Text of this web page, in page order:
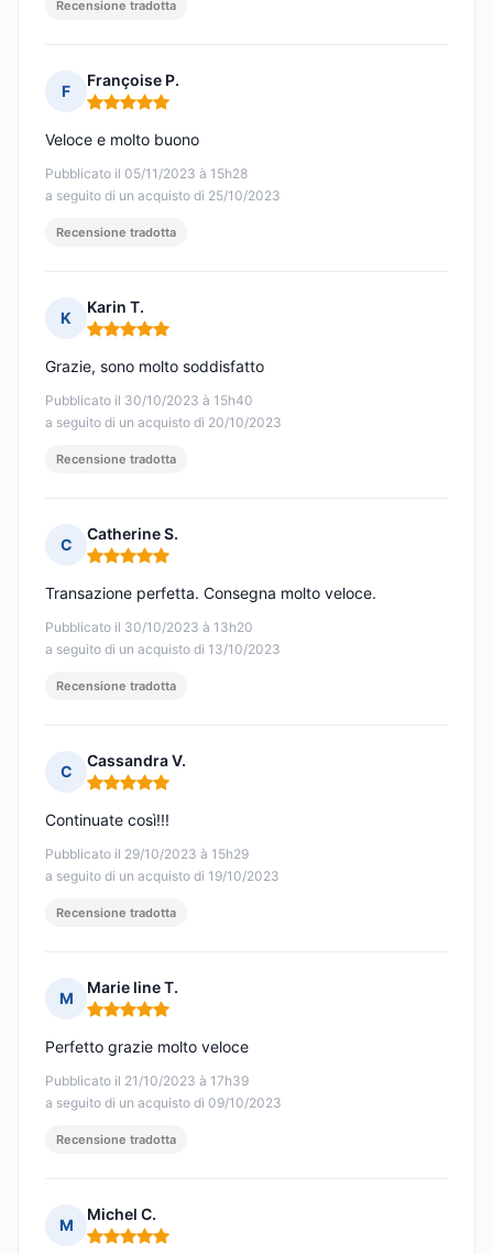
Recensione tradotta
F
Françoise P.
Nota: 5 su 5
Pubblicato il 05/11/2023 à 15h28
a seguito di un acquisto di 25/10/2023
Veloce e molto buono
Recensione tradotta
K
Karin T.
Nota: 5 su 5
Pubblicato il 30/10/2023 à 15h40
a seguito di un acquisto di 20/10/2023
Grazie, sono molto soddisfatto
Recensione tradotta
C
Catherine S.
Nota: 5 su 5
Pubblicato il 30/10/2023 à 13h20
a seguito di un acquisto di 13/10/2023
Transazione perfetta. Consegna molto veloce.
Recensione tradotta
C
Cassandra V.
Nota: 5 su 5
Pubblicato il 29/10/2023 à 15h29
a seguito di un acquisto di 19/10/2023
Continuate così!!!
Recensione tradotta
M
Marie line T.
Nota: 5 su 5
Pubblicato il 21/10/2023 à 17h39
a seguito di un acquisto di 09/10/2023
Perfetto grazie molto veloce
Recensione tradotta
M
Michel C.
Nota: 5 su 5